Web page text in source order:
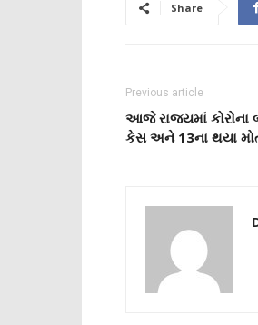
Share
Previous article
આજે રાજ્યમાં કોરોના
કેસ અને 13ના થયા